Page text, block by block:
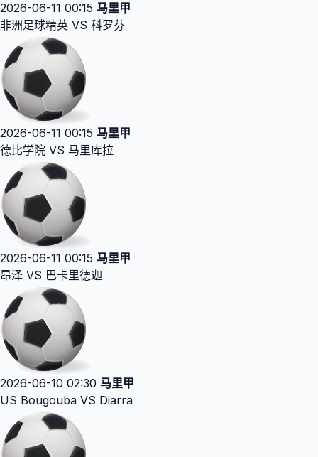
2026-06-11 00:15 马里甲
非洲足球精英 VS 科罗芬
2026-06-11 00:15 马里甲
德比学院 VS 马里库拉
2026-06-11 00:15 马里甲
昂泽 VS 巴卡里德迦
2026-06-10 02:30 马里甲
US Bougouba VS Diarra